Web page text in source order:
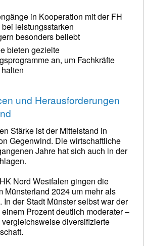
in Kooperation mit der FH
leistungsstarken
besonders beliebt
bieten gezielte
an, um Fachkräfte
und Herausforderungen
Stärke ist der Mittelstand in
Gegenwind. Die wirtschaftliche
Jahre hat sich auch in der
Nord Westfalen gingen die
Münsterland 2024 um mehr als
In der Stadt Münster selbst war der
Prozent deutlich moderater –
diversifizierte